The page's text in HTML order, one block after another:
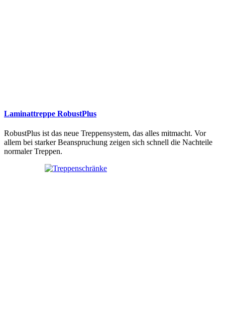
Laminattreppe RobustPlus
RobustPlus ist das neue Treppensystem, das alles mitmacht. Vor
allem bei starker Beanspruchung zeigen sich schnell die Nachteile
normaler Treppen.